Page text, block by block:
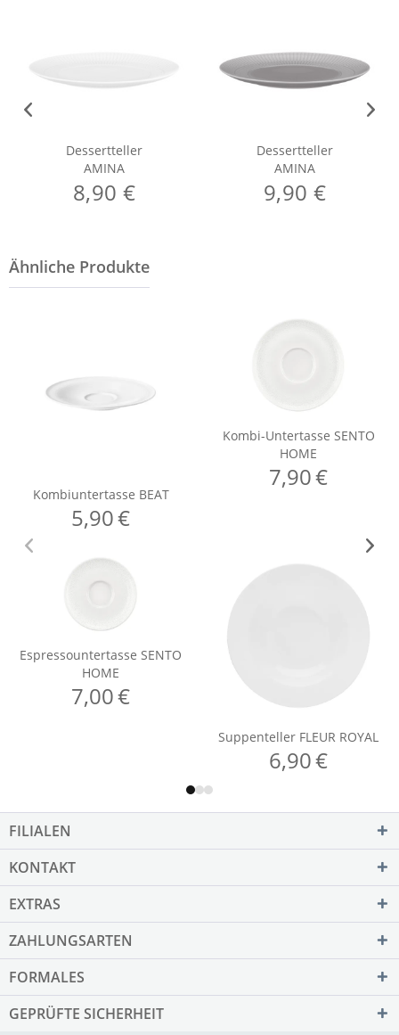
Dessertteller
AMINA
8,90 €
Dessertteller
AMINA
9,90 €
FILIALEN
KONTAKT
EXTRAS
ZAHLUNGSARTEN
FORMALES
GEPRÜFTE SICHERHEIT